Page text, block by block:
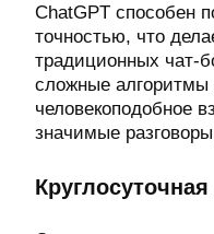
ChatGPT способен
точностью, что
традиционных чат-
сложные алгоритмы
человекоподобное
значимые